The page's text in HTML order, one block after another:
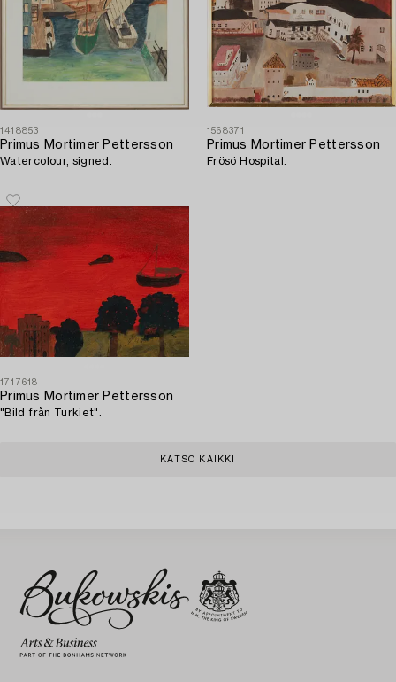
1418853
Primus Mortimer Pettersson
Watercolour, signed.
1568371
Primus Mortimer Pettersson
Frösö Hospital.
1717618
Primus Mortimer Pettersson
"Bild från Turkiet".
KATSO KAIKKI